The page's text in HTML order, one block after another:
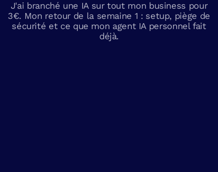
J'ai branché une IA sur tout mon business pour
3€. Mon retour de la semaine 1 : setup, piège de
sécurité et ce que mon agent IA personnel fait
déjà.